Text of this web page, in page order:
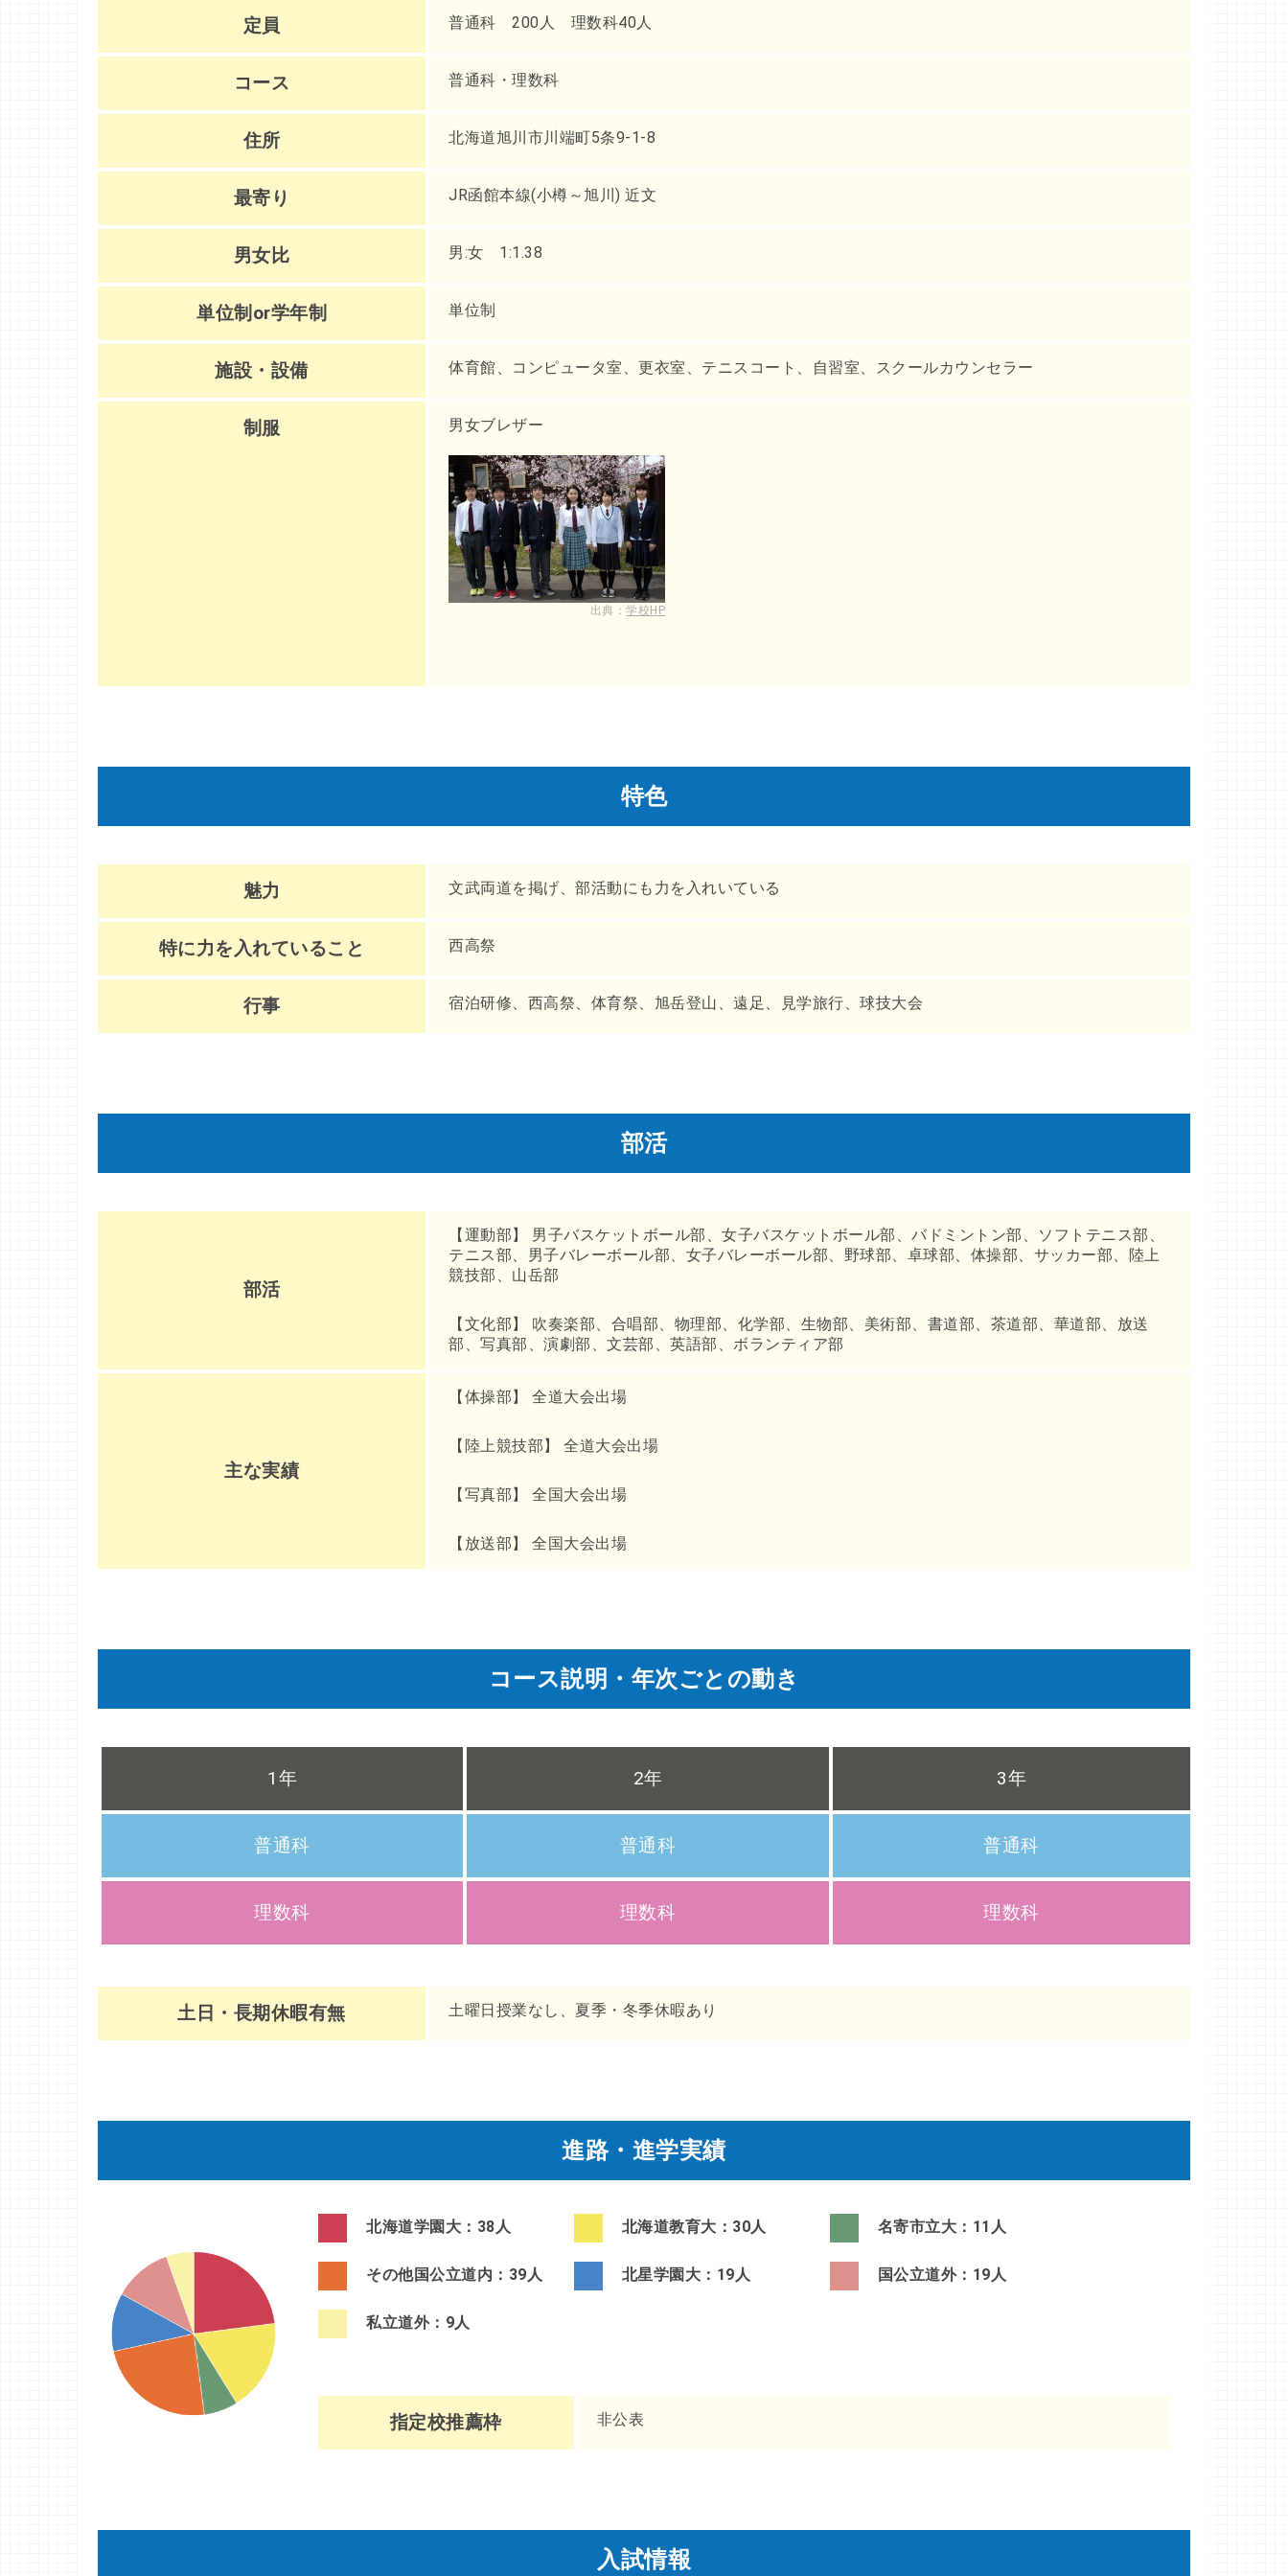
定員 普通科 200人 理数科40人
コース 普通科・理数科
住所 北海道旭川市川端町5条9-1-8
最寄り JR函館本線(小樽～旭川) 近文
男女比 男:女 1:1.38
単位制or学年制 単位制
施設・設備 体育館、コンピュータ室、更衣室、テニスコート、自習室、スクールカウンセラー
制服 男女ブレザー
出典：学校HP
特色
魅力 文武両道を掲げ、部活動にも力を入れいている
特に力を入れていること 西高祭
行事 宿泊研修、西高祭、体育祭、旭岳登山、遠足、見学旅行、球技大会
部活
部活
【運動部】 男子バスケットボール部、女子バスケットボール部、バドミントン部、ソフトテニス部、
テニス部、男子バレーボール部、女子バレーボール部、野球部、卓球部、体操部、サッカー部、陸上
競技部、山岳部
【文化部】 吹奏楽部、合唱部、物理部、化学部、生物部、美術部、書道部、茶道部、華道部、放送
部、写真部、演劇部、文芸部、英語部、ボランティア部
主な実績
【体操部】 全道大会出場
【陸上競技部】 全道大会出場
【写真部】 全国大会出場
【放送部】 全国大会出場
コース説明・年次ごとの動き
1年 2年 3年
普通科 普通科 普通科
理数科 理数科 理数科
土日・長期休暇有無 土曜日授業なし、夏季・冬季休暇あり
進路・進学実績
北海道学園大：38人 北海道教育大：30人 名寄市立大：11人
その他国公立道内：39人 北星学園大：19人 国公立道外：19人
私立道外：9人
指定校推薦枠 非公表
入試情報